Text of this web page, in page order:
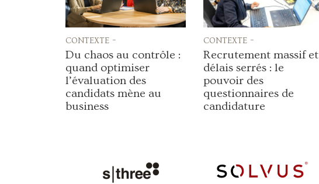
contexte -
Du chaos au contrôle :
quand optimiser
l’évaluation des
candidats mène au
business
contexte -
Recrutement massif et
délais serrés : le
pouvoir des
questionnaires de
candidature